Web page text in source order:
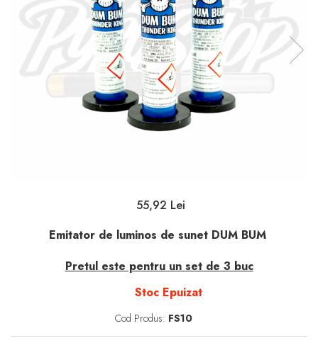
55,92 Lei
Emitator de luminos de sunet DUM BUM
Pretul este pentru un set de 3 buc
Stoc Epuizat
Cod Produs: FS10